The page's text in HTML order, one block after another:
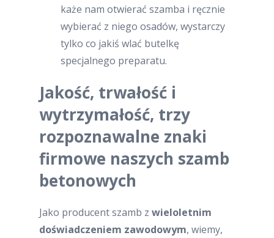
każe nam otwierać szamba i ręcznie
wybierać z niego osadów, wystarczy
tylko co jakiś wlać butelkę
specjalnego preparatu.
Jakość, trwałość i
wytrzymałość, trzy
rozpoznawalne znaki
firmowe naszych szamb
betonowych
Jako producent szamb z wieloletnim
doświadczeniem zawodowym, wiemy,